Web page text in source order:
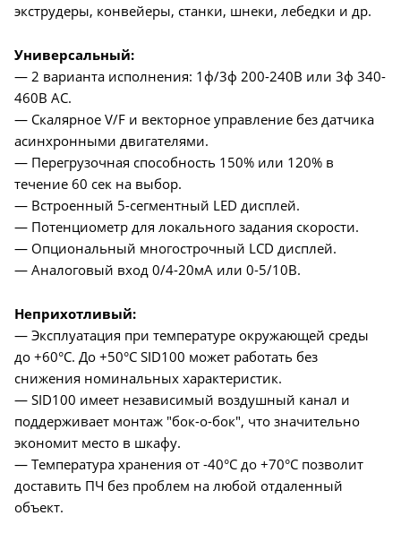
экструдеры, конвейеры, станки, шнеки, лебедки и др.
Универсальный:
— 2 варианта исполнения: 1ф/3ф 200-240В или 3ф 340-
460В АС.
— Скалярное V/F и векторное управление без датчика
асинхронными двигателями.
— Перегрузочная способность 150% или 120% в
течение 60 сек на выбор.
— Встроенный 5-сегментный LED дисплей.
— Потенциометр для локального задания скорости.
— Опциональный многострочный LCD дисплей.
— Аналоговый вход 0/4-20мА или 0-5/10В.
Неприхотливый:
— Эксплуатация при температуре окружающей среды
до +60°C. До +50°C SID100 может работать без
снижения номинальных характеристик.
— SID100 имеет независимый воздушный канал и
поддерживает монтаж "бок-о-бок", что значительно
экономит место в шкафу.
— Температура хранения от -40°C до +70°C позволит
доставить ПЧ без проблем на любой отдаленный
объект.